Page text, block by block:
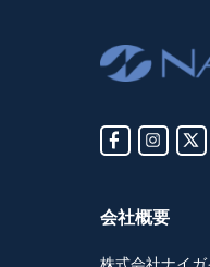
会社概要
株式会社ナイガ